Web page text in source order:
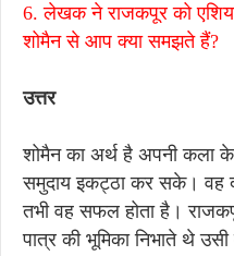
6. लेखक ने राजकपूर को
शोमैन से आप क्या समझते हैं?
उत्तर
शोमैन का अर्थ है अपनी कला के
समुदाय इकट्ठा कर सके। वह
तभी वह सफल होता है।
पात्र की भूमिका निभाते थे